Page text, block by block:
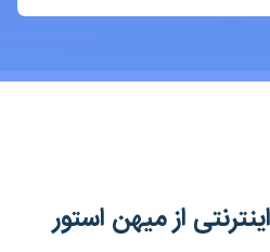
از میهن استور